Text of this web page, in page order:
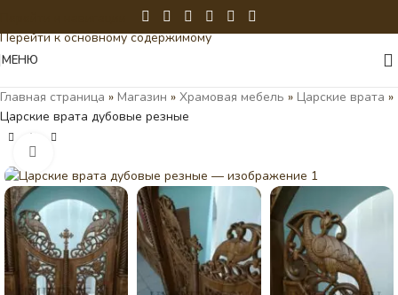
Перейти к основному содержимому
МЕНЮ
Главная страница » Магазин » Храмовая мебель » Царские врата »
Царские врата дубовые резные